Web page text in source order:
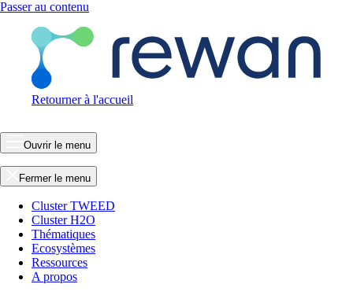
Passer au contenu
Retourner à l'accueil
Ouvrir le menu
Fermer le menu
Cluster TWEED
Cluster H2O
Thématiques
Ecosystèmes
Ressources
A propos